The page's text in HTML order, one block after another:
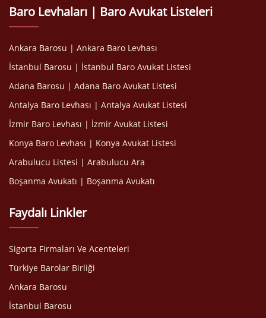
Baro Levhaları | Baro Avukat Listeleri
Ankara Barosu | Ankara Baro Levhası
İstanbul Barosu | İstanbul Baro Avukat Listesi
Adana Barosu | Adana Baro Avukat Listesi
Antalya Baro Levhası | Antalya Avukat Listesi
İzmir Baro Levhası | İzmir Avukat Listesi
Konya Baro Levhası | Konya Avukat Listesi
Arabulucu Listesi | Arabulucu Ara
Boşanma Avukatı | Boşanma Avukatı
Faydalı Linkler
Sigorta Firmaları Ve Acenteleri
Türkiye Barolar Birliği
Ankara Barosu
İstanbul Barosu